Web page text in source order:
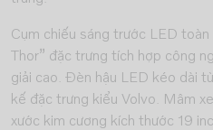
Cụm chiếu sáng trước LED
Thor” đặc trưng tích hợp công
giải cao. Đèn hậu LED kéo dài
kế đặc trưng kiểu Volvo. Mâm
xước kim cương kích thước 19